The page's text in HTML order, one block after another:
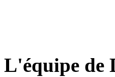
L'équipe de